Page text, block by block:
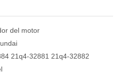
del motor
21q4-32881 21q4-32882